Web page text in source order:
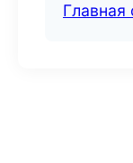
Главная